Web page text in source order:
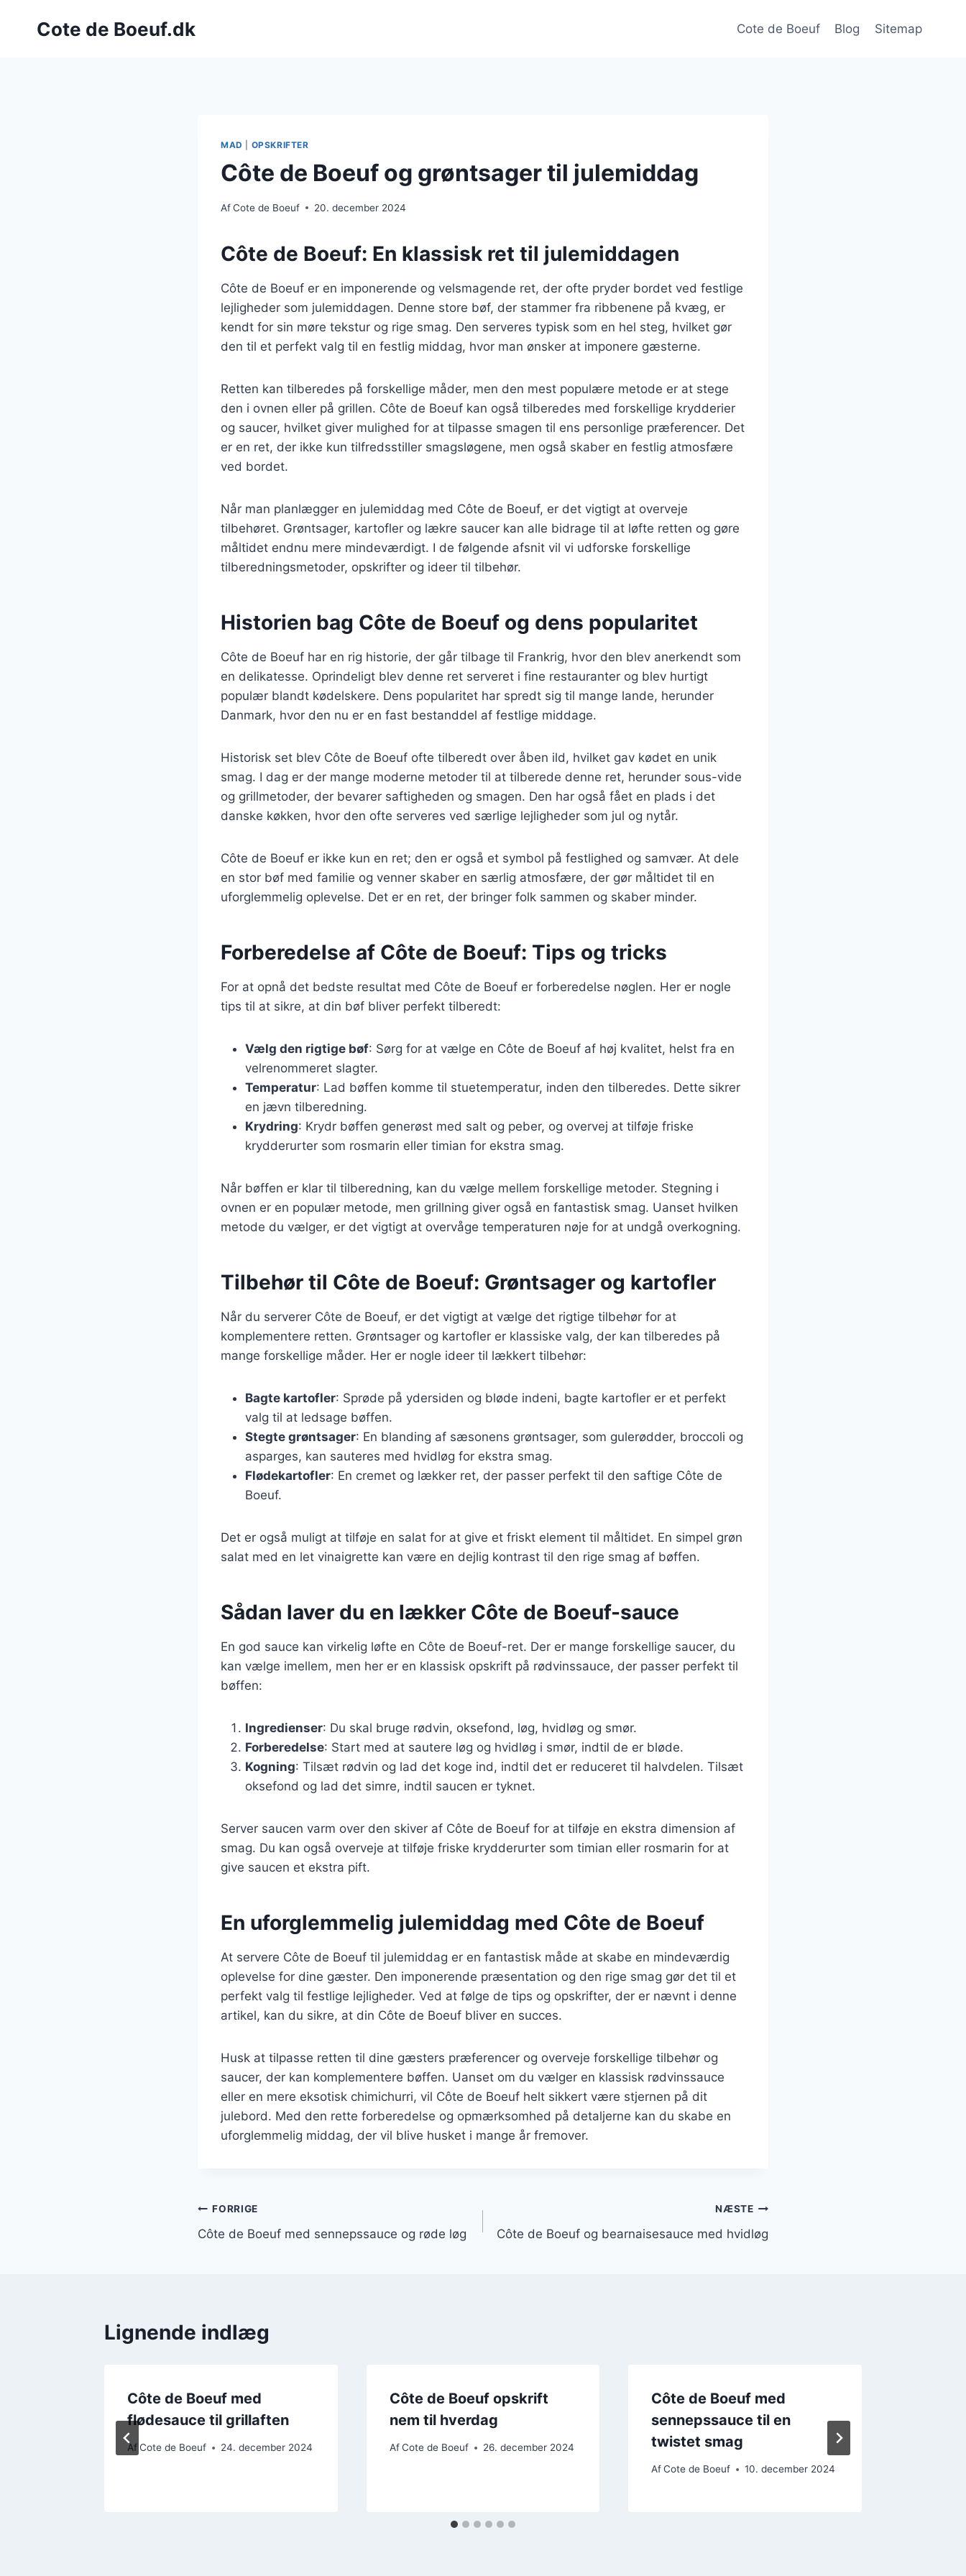
Cote de Boeuf.dk Cote de Boeuf Blog Sitemap
MAD OPSKRIFTER
Côte de Boeuf og grøntsager til julemiddag
AfCote de Boeuf 20. december 2024
Côte de Boeuf: En klassisk ret til julemiddagen
Côte de Boeuf er en imponerende og velsmagende ret, der ofte pryder bordet ved festlige
lejligheder som julemiddagen. Denne store bøf, der stammer fra ribbenene på kvæg, er
kendt for sin møre tekstur og rige smag. Den serveres typisk som en hel steg, hvilket gør
den til et perfekt valg til en festlig middag, hvor man ønsker at imponere gæsterne.
Retten kan tilberedes på forskellige måder, men den mest populære metode er at stege
den i ovnen eller på grillen. Côte de Boeuf kan også tilberedes med forskellige krydderier
og saucer, hvilket giver mulighed for at tilpasse smagen til ens personlige præferencer. Det
er en ret, der ikke kun tilfredsstiller smagsløgene, men også skaber en festlig atmosfære
ved bordet.
Når man planlægger en julemiddag med Côte de Boeuf, er det vigtigt at overveje
tilbehøret. Grøntsager, kartofler og lækre saucer kan alle bidrage til at løfte retten og gøre
måltidet endnu mere mindeværdigt. I de følgende afsnit vil vi udforske forskellige
tilberedningsmetoder, opskrifter og ideer til tilbehør.
Historien bag Côte de Boeuf og dens popularitet
Côte de Boeuf har en rig historie, der går tilbage til Frankrig, hvor den blev anerkendt som
en delikatesse. Oprindeligt blev denne ret serveret i fine restauranter og blev hurtigt
populær blandt kødelskere. Dens popularitet har spredt sig til mange lande, herunder
Danmark, hvor den nu er en fast bestanddel af festlige middage.
Historisk set blev Côte de Boeuf ofte tilberedt over åben ild, hvilket gav kødet en unik
smag. I dag er der mange moderne metoder til at tilberede denne ret, herunder sous-vide
og grillmetoder, der bevarer saftigheden og smagen. Den har også fået en plads i det
danske køkken, hvor den ofte serveres ved særlige lejligheder som jul og nytår.
Côte de Boeuf er ikke kun en ret; den er også et symbol på festlighed og samvær. At dele
en stor bøf med familie og venner skaber en særlig atmosfære, der gør måltidet til en
uforglemmelig oplevelse. Det er en ret, der bringer folk sammen og skaber minder.
Forberedelse af Côte de Boeuf: Tips og tricks
For at opnå det bedste resultat med Côte de Boeuf er forberedelse nøglen. Her er nogle
tips til at sikre, at din bøf bliver perfekt tilberedt:
Vælg den rigtige bøf: Sørg for at vælge en Côte de Boeuf af høj kvalitet, helst fra en
velrenommeret slagter.
Temperatur: Lad bøffen komme til stuetemperatur, inden den tilberedes. Dette sikrer
en jævn tilberedning.
Krydring: Krydr bøffen generøst med salt og peber, og overvej at tilføje friske
krydderurter som rosmarin eller timian for ekstra smag.
Når bøffen er klar til tilberedning, kan du vælge mellem forskellige metoder. Stegning i
ovnen er en populær metode, men grillning giver også en fantastisk smag. Uanset hvilken
metode du vælger, er det vigtigt at overvåge temperaturen nøje for at undgå overkogning.
Tilbehør til Côte de Boeuf: Grøntsager og kartofler
Når du serverer Côte de Boeuf, er det vigtigt at vælge det rigtige tilbehør for at
komplementere retten. Grøntsager og kartofler er klassiske valg, der kan tilberedes på
mange forskellige måder. Her er nogle ideer til lækkert tilbehør:
Bagte kartofler: Sprøde på ydersiden og bløde indeni, bagte kartofler er et perfekt
valg til at ledsage bøffen.
Stegte grøntsager: En blanding af sæsonens grøntsager, som gulerødder, broccoli og
asparges, kan sauteres med hvidløg for ekstra smag.
Flødekartofler: En cremet og lækker ret, der passer perfekt til den saftige Côte de
Boeuf.
Det er også muligt at tilføje en salat for at give et friskt element til måltidet. En simpel grøn
salat med en let vinaigrette kan være en dejlig kontrast til den rige smag af bøffen.
Sådan laver du en lækker Côte de Boeuf-sauce
En god sauce kan virkelig løfte en Côte de Boeuf-ret. Der er mange forskellige saucer, du
kan vælge imellem, men her er en klassisk opskrift på rødvinssauce, der passer perfekt til
bøffen:
Ingredienser: Du skal bruge rødvin, oksefond, løg, hvidløg og smør.
Forberedelse: Start med at sautere løg og hvidløg i smør, indtil de er bløde.
Kogning: Tilsæt rødvin og lad det koge ind, indtil det er reduceret til halvdelen. Tilsæt
oksefond og lad det simre, indtil saucen er tyknet.
Server saucen varm over den skiver af Côte de Boeuf for at tilføje en ekstra dimension af
smag. Du kan også overveje at tilføje friske krydderurter som timian eller rosmarin for at
give saucen et ekstra pift.
En uforglemmelig julemiddag med Côte de Boeuf
At servere Côte de Boeuf til julemiddag er en fantastisk måde at skabe en mindeværdig
oplevelse for dine gæster. Den imponerende præsentation og den rige smag gør det til et
perfekt valg til festlige lejligheder. Ved at følge de tips og opskrifter, der er nævnt i denne
artikel, kan du sikre, at din Côte de Boeuf bliver en succes.
Husk at tilpasse retten til dine gæsters præferencer og overveje forskellige tilbehør og
saucer, der kan komplementere bøffen. Uanset om du vælger en klassisk rødvinssauce
eller en mere eksotisk chimichurri, vil Côte de Boeuf helt sikkert være stjernen på dit
julebord. Med den rette forberedelse og opmærksomhed på detaljerne kan du skabe en
uforglemmelig middag, der vil blive husket i mange år fremover.
Indlægsnavigation
FORRIGE
Côte de Boeuf med sennepssauce og røde løg
NÆSTE
Côte de Boeuf og bearnaisesauce med hvidløg
Lignende indlæg
Côte de Boeuf med
flødesauce til grillaften
AfCote de Boeuf 24. december 2024
Côte de Boeuf opskrift
nem til hverdag
Af Cote de Boeuf 26. december 2024
Côte de Boeuf med
sennepssauce til en
twistet smag
Af Cote de Boeuf 10. december 2024